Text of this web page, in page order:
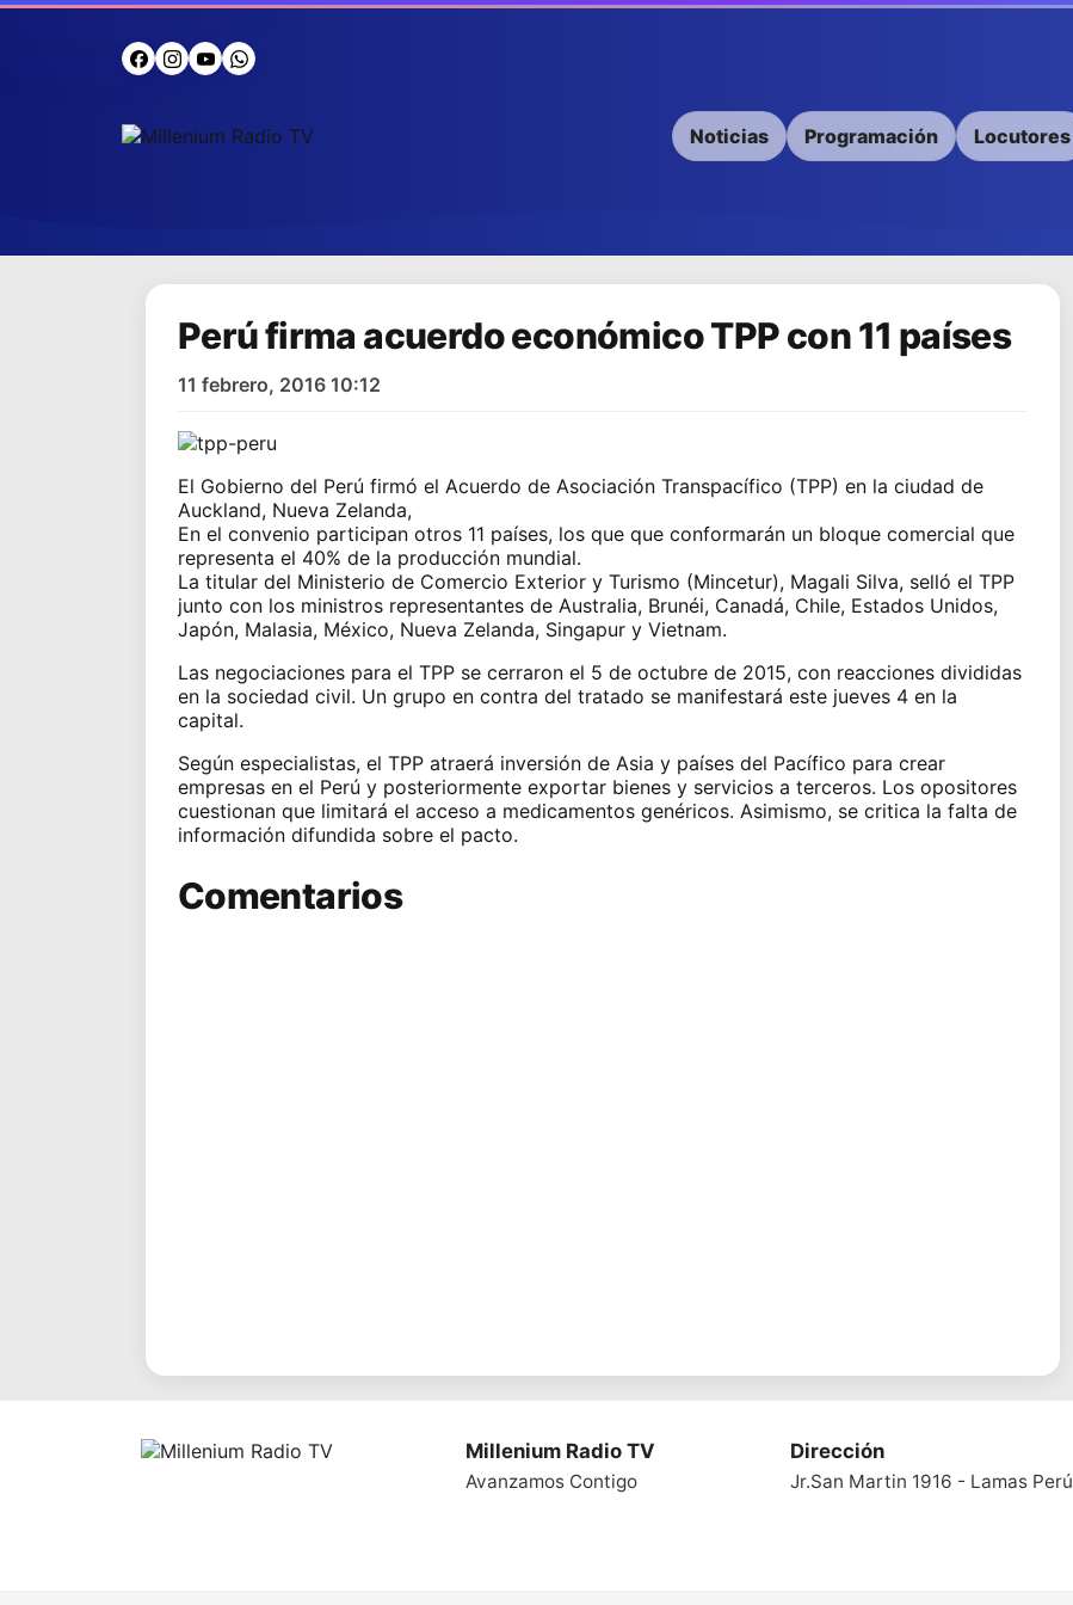
Noticias Programación Locutores
Perú firma acuerdo económico TPP con 11 países
11 febrero, 2016 10:12
El Gobierno del Perú firmó el Acuerdo de Asociación Transpacífico (TPP) en la ciudad de
Auckland, Nueva Zelanda,
En el convenio participan otros 11 países, los que que conformarán un bloque comercial que
representa el 40% de la producción mundial.
La titular del Ministerio de Comercio Exterior y Turismo (Mincetur), Magali Silva, selló el TPP
junto con los ministros representantes de Australia, Brunéi, Canadá, Chile, Estados Unidos,
Japón, Malasia, México, Nueva Zelanda, Singapur y Vietnam.
Las negociaciones para el TPP se cerraron el 5 de octubre de 2015, con reacciones divididas
en la sociedad civil. Un grupo en contra del tratado se manifestará este jueves 4 en la
capital.
Según especialistas, el TPP atraerá inversión de Asia y países del Pacífico para crear
empresas en el Perú y posteriormente exportar bienes y servicios a terceros. Los opositores
cuestionan que limitará el acceso a medicamentos genéricos. Asimismo, se critica la falta de
información difundida sobre el pacto.
Comentarios
Millenium Radio TV
Avanzamos Contigo
Dirección
Jr.San Martin 1916 - Lamas Perú